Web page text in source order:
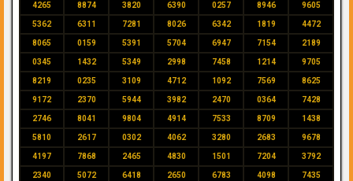
4265 8874 3820 6390 0257 8946 9605
5362 6311 7281 8026 6342 1819 4472
8065 0159 5391 5704 6947 7154 2189
0345 1432 5349 2998 7458 1214 9705
8219 0235 3109 4712 1092 7569 8625
9172 2370 5944 3982 2470 0364 7428
2746 8041 9804 4914 7533 8709 1438
5810 2617 0302 4062 3280 2683 9678
4197 7868 2465 4830 1501 7204 3792
2340 5072 6418 2650 6783 4098 7435